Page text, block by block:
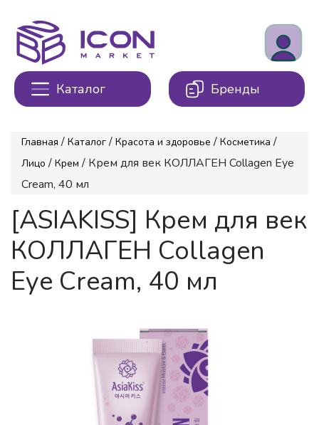
Каталог Бренды
Главная / Каталог / Красота и здоровье / Косметика /
Лицо / Крем / Крем для век КОЛЛАГЕН Collagen Eye
Cream, 40 мл
[ASIAKISS] Крем для век
КОЛЛАГЕН Collagen
Eye Cream, 40 мл